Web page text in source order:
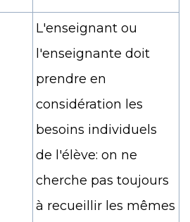
L'enseignant ou
l'enseignante doit
prendre en
considération les
besoins individuels
de l'élève: on ne
cherche pas toujours
à recueillir les mêmes